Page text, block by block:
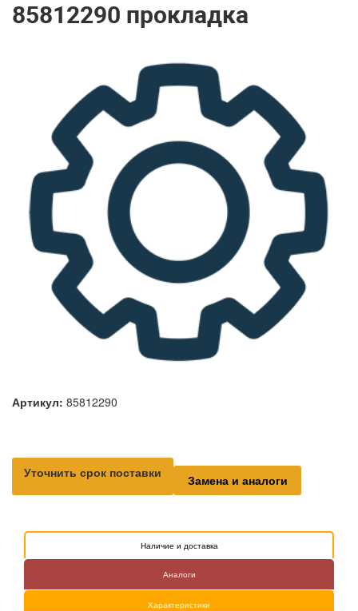
85812290 прокладка
Артикул: 85812290
Уточнить срок поставки Замена и аналоги
Наличие и доставка
Аналоги
Характеристики